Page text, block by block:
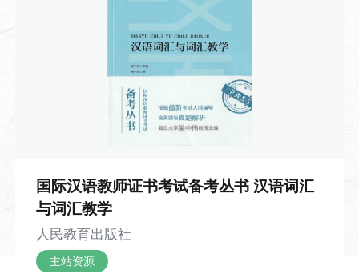
龙盘踞在青山之间，比他想象中更加壮阔
震撼。攀登途中，父亲向他讲解，长城的
雏形早在两千多年前便已出现，历经漫长
岁月留存至今；城墙每隔一段距离就有一
座高耸的建筑，其中烽火台是古代传递敌
情的信号站，敌楼则供守城士兵驻守屯
姜女哭长城的古老传说，讲解了条石、城
砖、特制灰浆等修建材料，以及古人纯人
力运送物料的建造历程，并介绍了明长城
的总长规模。听完这些故事，小男孩不再
只将长城看作一道高墙，更读懂了它承载
国际汉语教师证书考试备考丛书 汉语词汇
与词汇教学
人民教育出版社
主站资源